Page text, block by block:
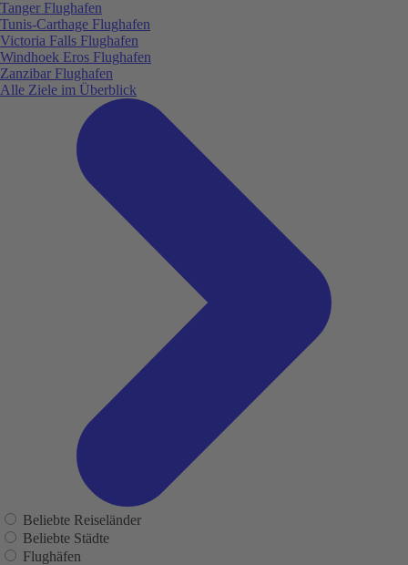
Tanger Flughafen
Tunis-Carthage Flughafen
Victoria Falls Flughafen
Windhoek Eros Flughafen
Zanzibar Flughafen
Alle Ziele im Überblick
Beliebte Reiseländer
Beliebte Städte
Flughäfen